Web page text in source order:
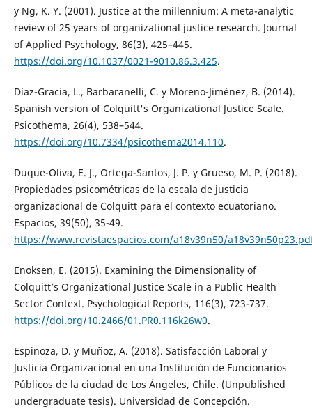
y Ng, K. Y. (2001). Justice at the millennium: A meta-analytic
review of 25 years of organizational justice research. Journal
of Applied Psychology, 86(3), 425–445.
https://doi.org/10.1037/0021-9010.86.3.425.
Díaz-Gracia, L., Barbaranelli, C. y Moreno-Jiménez, B. (2014).
Spanish version of Colquitt's Organizational Justice Scale.
Psicothema, 26(4), 538–544.
https://doi.org/10.7334/psicothema2014.110.
Duque-Oliva, E. J., Ortega-Santos, J. P. y Grueso, M. P. (2018).
Propiedades psicométricas de la escala de justicia
organizacional de Colquitt para el contexto ecuatoriano.
Espacios, 39(50), 35-49.
https://www.revistaespacios.com/a18v39n50/
Enoksen, E. (2015). Examining the Dimensionality of
Colquitt’s Organizational Justice Scale in a Public Health
Sector Context. Psychological Reports, 116(3), 723-737.
https://doi.org/10.2466/01.PR0.116k26w0.
Espinoza, D. y Muñoz, A. (2018). Satisfacción Laboral y
Justicia Organizacional en una Institución de Funcionarios
Públicos de la ciudad de Los Ángeles, Chile. (Unpublished
undergraduate tesis). Universidad de Concepción.